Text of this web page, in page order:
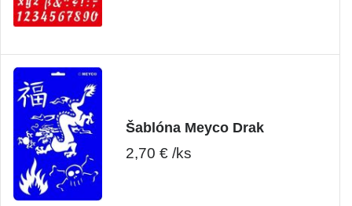
Šablóna Meyco Drak
2,70 € /ks